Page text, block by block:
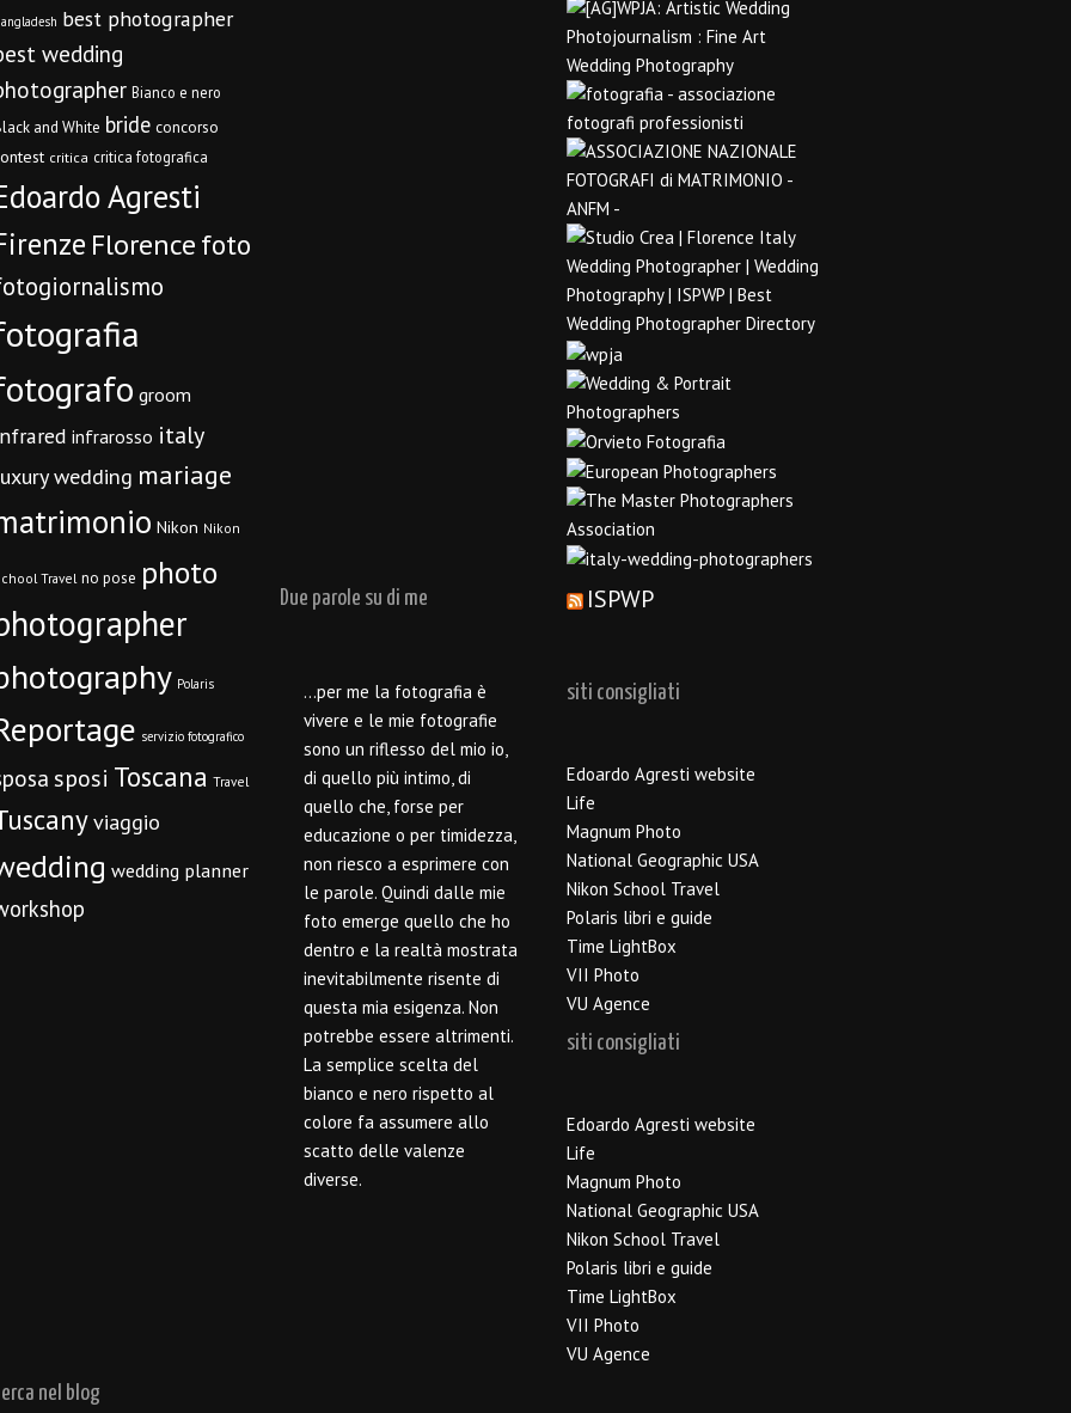
best photographer
wedding
Bianco e nero
and White bride concorso
critica critica fotografica
Agresti
Florencefoto
groom
infrarosso italy
wedding mariage
Nikon Nikon
Travel no pose photo
Polaris
servizio fotografico
sposi Toscana Travel
viaggio
wedding planner
Due parole su di me
…per me la fotografia è
vivere e le mie fotografie
sono un riflesso del mio io,
di quello più intimo, di
quello che, forse per
educazione o per timidezza,
non riesco a esprimere con
le parole. Quindi dalle mie
foto emerge quello che ho
dentro e la realtà mostrata
inevitabilmente risente di
questa mia esigenza. Non
potrebbe essere altrimenti.
La semplice scelta del
bianco e nero rispetto al
colore fa assumere allo
scatto delle valenze
diverse.
ISPWP
siti consigliati
Edoardo Agresti website
Life
Magnum Photo
National Geographic USA
Nikon School Travel
Polaris libri e guide
Time LightBox
VII Photo
VU Agence
siti consigliati
Edoardo Agresti website
Life
Magnum Photo
National Geographic USA
Nikon School Travel
Polaris libri e guide
Time LightBox
VII Photo
VU Agence
nel blog